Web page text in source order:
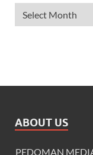
ABOUT US
PEDOMAN